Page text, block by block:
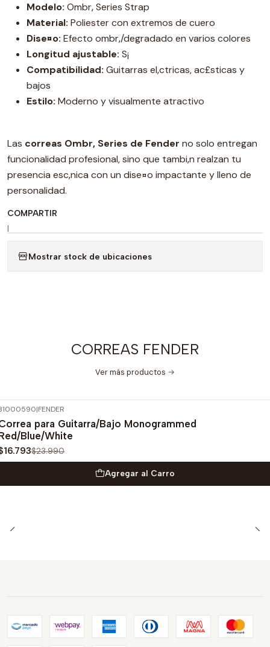
Modelo: Ombr‚ Series Strap
Material: Poliester con extremos de cuero
Dise¤o: Efecto ombr‚/degradado en varios colores
Longitud ajustable: S¡
Compatibilidad: Guitarras el‚ctricas, ac£sticas y
bajos
Estilo: Moderno y visualmente atractivo
Las correas Ombr‚ Series de Fender no solo entregan
funcionalidad profesional, sino que tambi‚n realzan tu
presencia esc‚nica con un dise¤o impactante y lleno de
personalidad.
COMPARTIR
|
Mostrar stock de ubicaciones
CORREAS FENDER
Ver más productos
OFF
|FENDER
para Guitarra/Bajo Monogrammed
Blue/White
$23.990
Agregar al Carro